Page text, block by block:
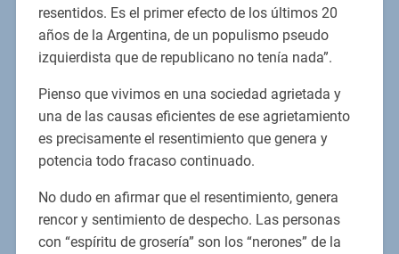
resentidos. Es el primer efecto de los últimos 20
años de la Argentina, de un populismo pseudo
izquierdista que de republicano no tenía nada”.
Pienso que vivimos en una sociedad agrietada y
una de las causas eficientes de ese agrietamiento
es precisamente el resentimiento que genera y
potencia todo fracaso continuado.
No dudo en afirmar que el resentimiento, genera
rencor y sentimiento de despecho. Las personas
con “espíritu de grosería” son los “nerones” de la